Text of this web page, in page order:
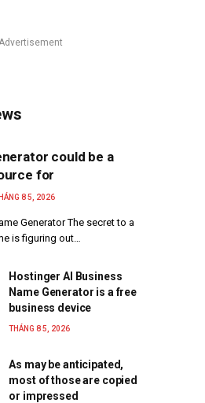
could be a
for
8 5, 2026
Generator The secret to a
is figuring out…
Hostinger AI Business
Name Generator is a free
business device
THÁNG 8 5, 2026
As may be anticipated,
most of those are copied
or impressed